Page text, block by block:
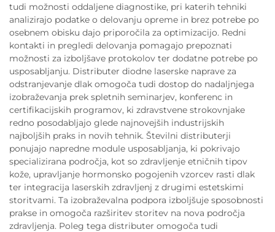
tudi možnosti oddaljene diagnostike, pri katerih tehniki
analizirajo podatke o delovanju opreme in brez potrebe po
osebnem obisku dajo priporočila za optimizacijo. Redni
kontakti in pregledi delovanja pomagajo prepoznati
možnosti za izboljšave protokolov ter dodatne potrebe po
usposabljanju. Distributer diodne laserske naprave za
odstranjevanje dlak omogoča tudi dostop do nadaljnjega
izobraževanja prek spletnih seminarjev, konferenc in
certifikacijskih programov, ki zdravstvene strokovnjake
redno posodabljajo glede najnovejših industrijskih
najboljših praks in novih tehnik. Številni distributerji
ponujajo napredne module usposabljanja, ki pokrivajo
specializirana področja, kot so zdravljenje etničnih tipov
kože, upravljanje hormonsko pogojenih vzorcev rasti dlak
ter integracija laserskih zdravljenj z drugimi estetskimi
storitvami. Ta izobraževalna podpora izboljšuje sposobnosti
prakse in omogoča razširitev storitev na nova področja
zdravljenja. Poleg tega distributer omogoča tudi